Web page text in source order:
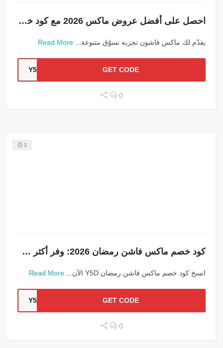
احصل على أفضل عروض ماكس 2026 مع كود خصم ماكس Y5D
يقدّم لك ماكس فاشون تجربة تسوّق متنوعة... Read More
GET CODE
0
1
كود خصم ماكس فاشن رمضان 2026: وفر أكثر على أحدث تشكيلات العيد
انسخ كود خصم ماكس فاشن رمضان Y5D الآن... Read More
GET CODE
0